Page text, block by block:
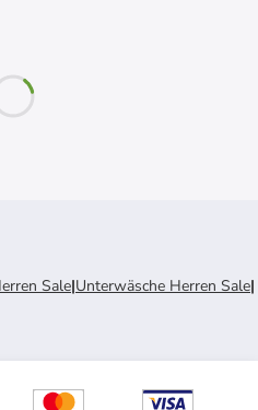
Sale|Unterwäsche Herren Sale|